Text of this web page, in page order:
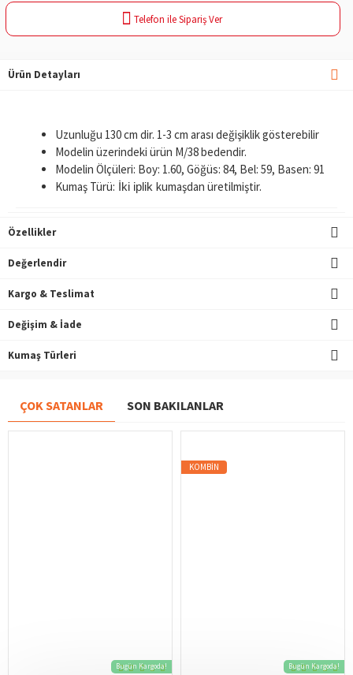
Telefon ile Sipariş Ver
Ürün Detayları
Uzunluğu 130 cm dir. 1-3 cm arası değişiklik gösterebilir
Modelin üzerindeki ürün M/38 bedendir.
Modelin Ölçüleri: Boy: 1.60, Göğüs: 84, Bel: 59, Basen: 91
Kumaş Türü: İki iplik kumaşdan üretilmiştir.
Özellikler
Değerlendir
Kargo & Teslimat
Değişim & İade
Kumaş Türleri
ÇOK SATANLAR SON BAKILANLAR
Bugün Kargoda! Bugün Kargoda!
KOMBIN